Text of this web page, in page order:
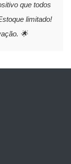
que todos
limitado!
🌟